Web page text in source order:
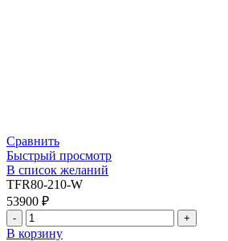
Сравнить
Быстрый просмотр
В список желаний
TFR80-210-W
53900 ₽
В корзину